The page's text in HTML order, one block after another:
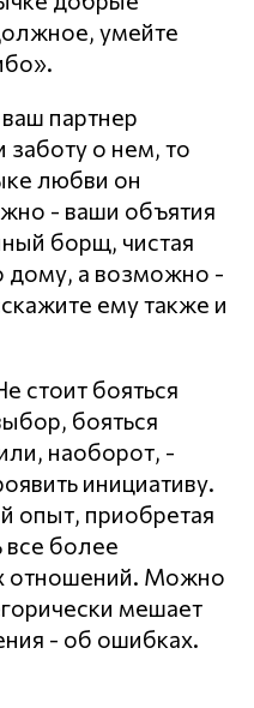
умейте
партнер
заботу о нем, то
любви он
- ваши объятия
борщ, чистая
дому, а возможно -
ему также и
стоит бояться
бояться
наоборот, -
инициативу.
опыт, приобретая
все более
отношений. Можно
мешает
- об ошибках.